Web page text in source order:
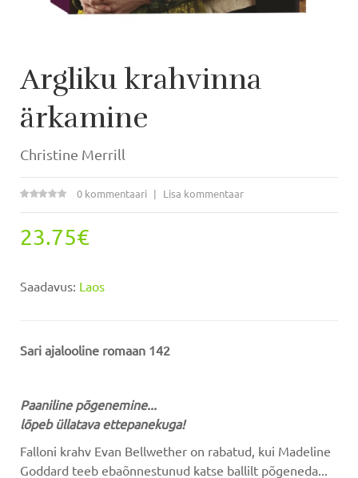
Argliku krahvinna
ärkamine
Christine Merrill
0 kommentaari Lisa kommentaar
23.75€
Saadavus: Laos
Sari ajalooline romaan 142
Paaniline põgenemine...
lõpeb üllatava ettepanekuga!
Falloni krahv Evan Bellwether on rabatud, kui Madeline
Goddard teeb ebaõnnestunud katse ballilt põgeneda...